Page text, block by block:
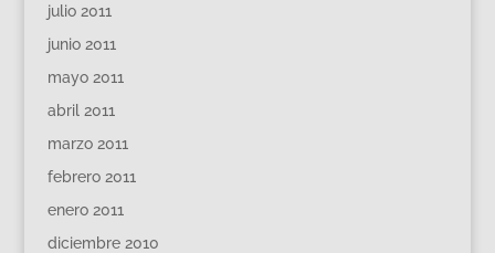
julio 2011
junio 2011
mayo 2011
abril 2011
marzo 2011
febrero 2011
enero 2011
diciembre 2010